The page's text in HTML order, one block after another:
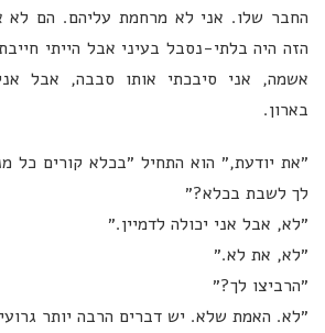
החבר שלו. אני לא מרחמת עליהם. הם לא
הזה היה בלתי-נסבל בעיני אבל הייתי
אשמה, אני סיבכתי אותו סבבה, אבל
בארון.
״את יודעת,״ הוא התחיל ״בכלא קורים כל
לך לשבת בכלא?״
״לא, אבל אני יכולה לדמיין.״
״לא, את לא.״
״הרביצו לך?״
״לא. האמת שלא. יש דברים הרבה יותר